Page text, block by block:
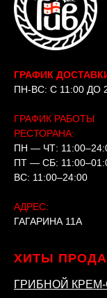
ГРАФИК
ПН-ВС: С 11:00 ДО
ГРАФИК РАБОТЫ
РЕСТОРАНА:
ПН — ЧТ:
ПТ — СБ:
ВС: 11:00–24:00
АДРЕС:
ГАГАРИНА 11А
ХИТЫ
ГРИБНОЙ КРЕМ-